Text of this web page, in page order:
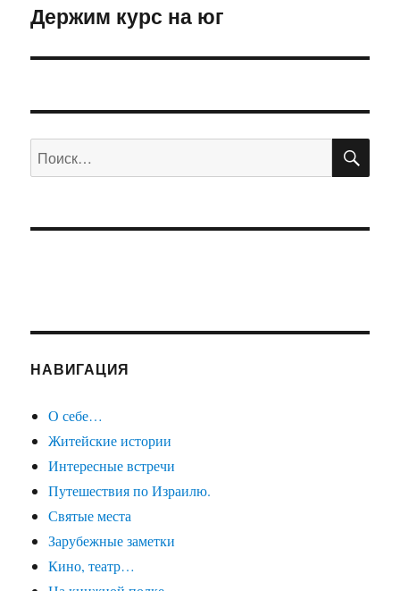
Следующая
Держим курс на юг
Искать:
НАВИГАЦИЯ
О себе…
Житейские истории
Интересные встречи
Путешествия по Израилю.
Святые места
Зарубежные заметки
Кино, театр…